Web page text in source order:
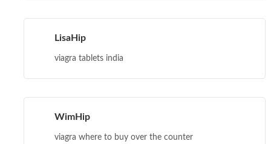
LisaHip
viagra tablets india
WimHip
viagra where to buy over the counter